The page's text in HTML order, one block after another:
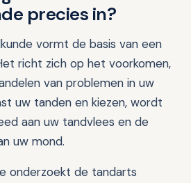
precies in?
vormt de basis van een
richt zich op het voorkomen,
van problemen in uw
uw tanden en kiezen, wordt
aan uw tandvlees en de
uw mond.
onderzoekt de tandarts